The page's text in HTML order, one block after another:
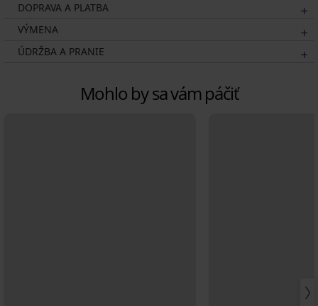
DOPRAVA A PLATBA
VÝMENA
ÚDRŽBA A PRANIE
Mohlo by sa vám páčiť